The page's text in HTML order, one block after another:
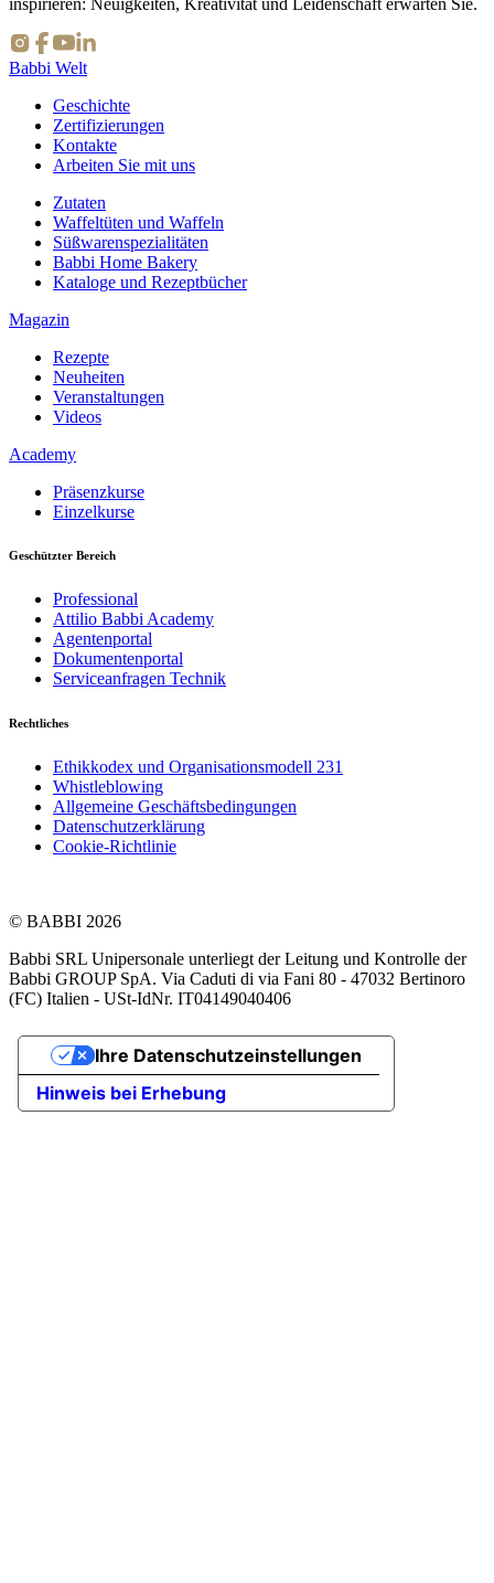
Babbi Welt
Geschichte
Zertifizierungen
Kontakte
Arbeiten Sie mit uns
Zutaten
Waffeltüten und Waffeln
Süßwarenspezialitäten
Babbi Home Bakery
Kataloge und Rezeptbücher
Magazin
Rezepte
Neuheiten
Veranstaltungen
Videos
Academy
Präsenzkurse
Einzelkurse
Geschützter Bereich
Professional
Attilio Babbi Academy
Agentenportal
Dokumentenportal
Serviceanfragen Technik
Rechtliches
Ethikkodex und Organisationsmodell 231
Whistleblowing
Allgemeine Geschäftsbedingungen
Datenschutzerklärung
Cookie-Richtlinie
© BABBI 2026
Babbi SRL Unipersonale unterliegt der Leitung und Kontrolle der
Babbi GROUP SpA. Via Caduti di via Fani 80 - 47032 Bertinoro
(FC) Italien - USt-IdNr. IT04149040406
Hinweis bei Erhebung
Ihre Datenschutzeinstellungen